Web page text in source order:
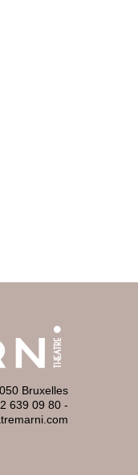
Bruxelles
639 09 80 -